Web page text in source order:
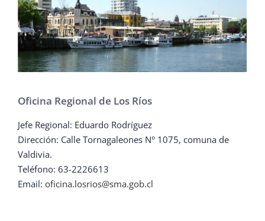
Oficina Regional de Los Ríos
Jefe Regional: Eduardo Rodríguez
Dirección: Calle Tornagaleones N° 1075, comuna de
Valdivia.
Teléfono: 63-2226613
Email: oficina.losrios@sma.gob.cl